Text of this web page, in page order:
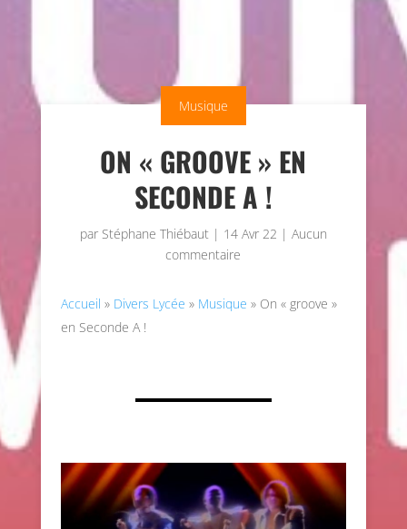
Musique
ON « GROOVE » EN
SECONDE A !
par Stéphane Thiébaut| 14 Avr 22 | Aucun
commentaire
Accueil » Divers Lycée » Musique » On « groove »
en Seconde A !